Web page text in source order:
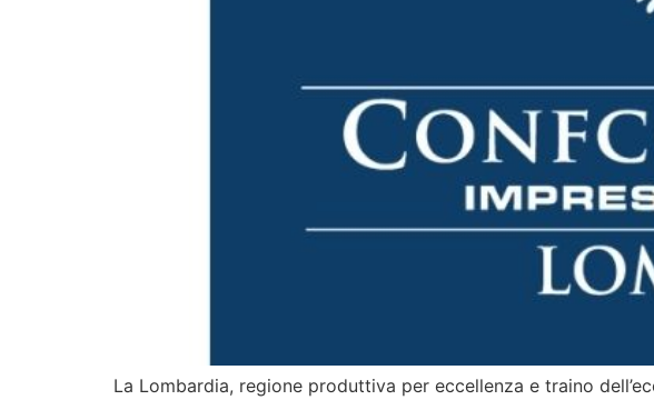
La Lombardia, regione produttiva per eccellenza e traino